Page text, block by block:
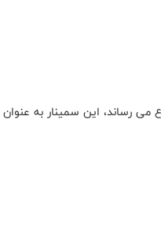
رساند، این سمینار به عنوان